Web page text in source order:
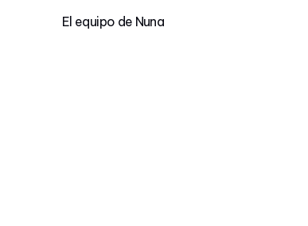
El equipo de Nuna